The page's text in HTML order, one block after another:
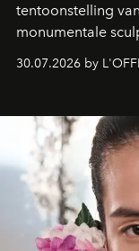
tentoonstelling
monumentale
fonkelend
een emotionele
moment van
30.07.2026 by